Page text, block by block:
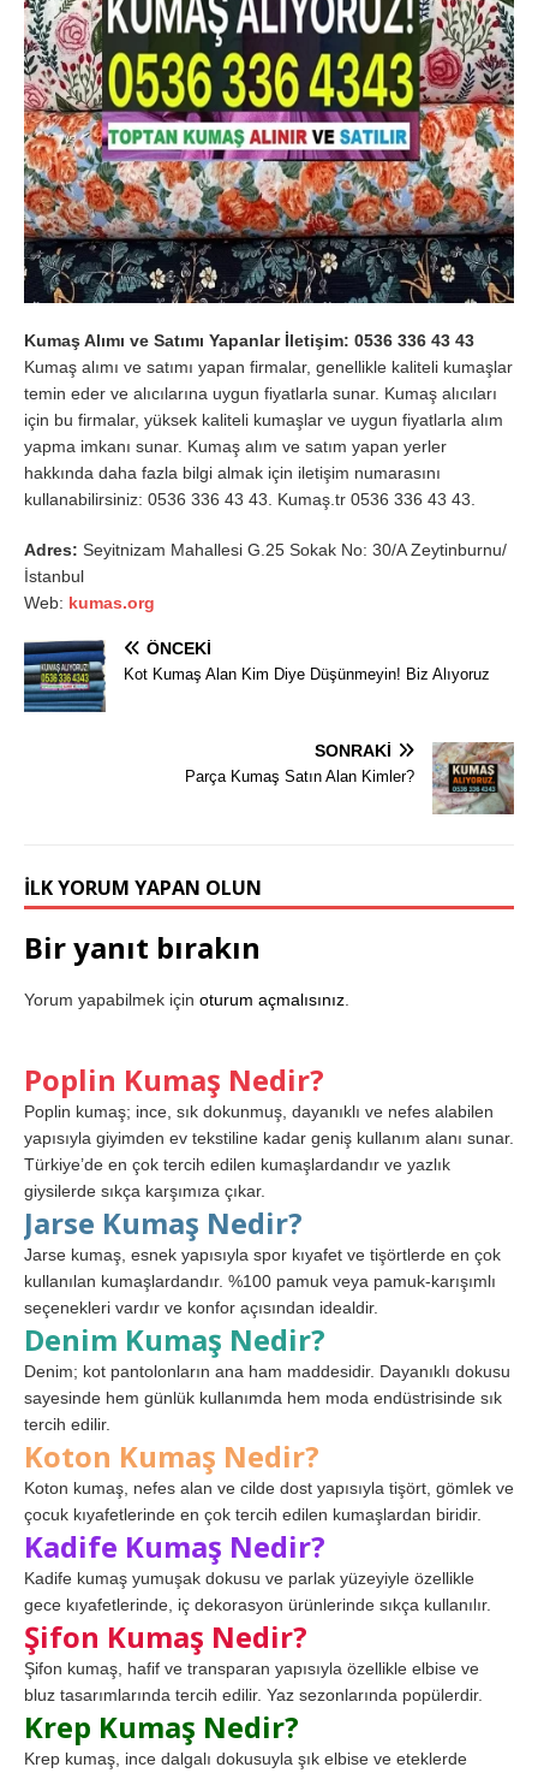
Kumaş Alımı ve Satımı Yapanlar İletişim: 0536 336 43 43
Kumaş alımı ve satımı yapan firmalar, genellikle kaliteli kumaşlar
temin eder ve alıcılarına uygun fiyatlarla sunar. Kumaş alıcıları
için bu firmalar, yüksek kaliteli kumaşlar ve uygun fiyatlarla alım
yapma imkanı sunar. Kumaş alım ve satım yapan yerler
hakkında daha fazla bilgi almak için iletişim numarasını
kullanabilirsiniz: 0536 336 43 43. Kumaş.tr 0536 336 43 43.
Adres: Seyitnizam Mahallesi G.25 Sokak No: 30/A Zeytinburnu/
İstanbul
Web: kumas.org
ÖNCEKI
Kot Kumaş Alan Kim Diye Düşünmeyin! Biz Alıyoruz
SONRAKI
Parça Kumaş Satın Alan Kimler?
İLK YORUM YAPAN OLUN
Bir yanıt bırakın
Yorum yapabilmek için oturum açmalısınız
Poplin Kumaş Nedir?
Poplin kumaş; ince, sık dokunmuş, dayanıklı ve nefes alabilen
yapısıyla giyimden ev tekstiline kadar geniş kullanım alanı sunar.
Türkiye’de en çok tercih edilen kumaşlardandır ve yazlık
giysilerde sıkça karşımıza çıkar.
Jarse Kumaş Nedir?
Jarse kumaş, esnek yapısıyla spor kıyafet ve tişörtlerde en çok
kullanılan kumaşlardandır. %100 pamuk veya pamuk-karışımlı
seçenekleri vardır ve konfor açısından idealdir.
Denim Kumaş Nedir?
Denim; kot pantolonların ana ham maddesidir. Dayanıklı dokusu
sayesinde hem günlük kullanımda hem moda endüstrisinde sık
tercih edilir.
Koton Kumaş Nedir?
Koton kumaş, nefes alan ve cilde dost yapısıyla tişört, gömlek ve
çocuk kıyafetlerinde en çok tercih edilen kumaşlardan biridir.
Kadife Kumaş Nedir?
Kadife kumaş yumuşak dokusu ve parlak yüzeyiyle özellikle
gece kıyafetlerinde, iç dekorasyon ürünlerinde sıkça kullanılır.
Şifon Kumaş Nedir?
Şifon kumaş, hafif ve transparan yapısıyla özellikle elbise ve
bluz tasarımlarında tercih edilir. Yaz sezonlarında popülerdir.
Krep Kumaş Nedir?
Krep kumaş, ince dalgalı dokusuyla şık elbise ve eteklerde